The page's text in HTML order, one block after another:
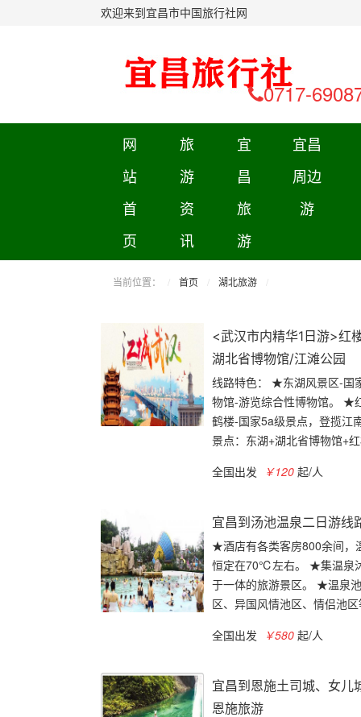
欢迎来到宜昌市中国旅行社网
0717-
网
站
首
页
旅
游
资
讯
宜
昌
旅
游
宜昌
周边
游
当前位置： 首页 湖北旅游
<武汉市内精华1日游>红
湖北省博物馆/江滩公园
线路特色： ★东湖风景区-国
物馆-游览综合性博物馆。 ★
鹤楼-国家5a级景点，登揽江
景点：东湖+湖北省博物馆+
全国出发
￥120 起/人
宜昌到汤池温泉二日游线
★酒店有各类客房800余间，
恒定在70℃左右。 ★集温泉
于一体的旅游景区。 ★温泉
区、异国风情池区、情侣池
全国出发
￥580 起/人
宜昌到恩施土司城、女儿
恩施旅游